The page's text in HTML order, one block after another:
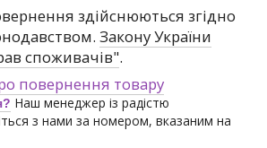
здійснюються згідно
Закону України
споживачів".
повернення товару
Наш менеджер із радістю
з нами за номером, вказаним на